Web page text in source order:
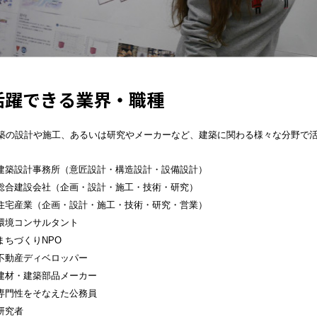
できる業界・職種
の設計や施工、あるいは研究やメーカーなど、建築に関わる様々な分野で
築設計事務所（意匠設計・構造設計・設備設計）
合建設会社（企画・設計・施工・技術・研究）
宅産業（企画・設計・施工・技術・研究・営業）
境コンサルタント
ちづくりNPO
動産ディベロッパー
材・建築部品メーカー
門性をそなえた公務員
究者